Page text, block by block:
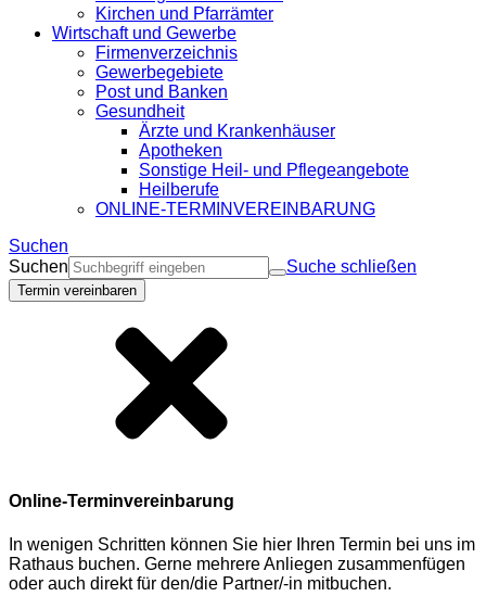
Kirchen und Pfarrämter
Wirtschaft und Gewerbe
Firmenverzeichnis
Gewerbegebiete
Post und Banken
Gesundheit
Ärzte und Krankenhäuser
Apotheken
Sonstige Heil- und Pflegeangebote
Heilberufe
ONLINE-TERMINVEREINBARUNG
Suchen
Suchen
Suche schließen
Termin vereinbaren
Online-Terminvereinbarung
In wenigen Schritten können Sie hier Ihren Termin bei uns im
Rathaus buchen. Gerne mehrere Anliegen zusammenfügen
oder auch direkt für den/die Partner/-in mitbuchen.